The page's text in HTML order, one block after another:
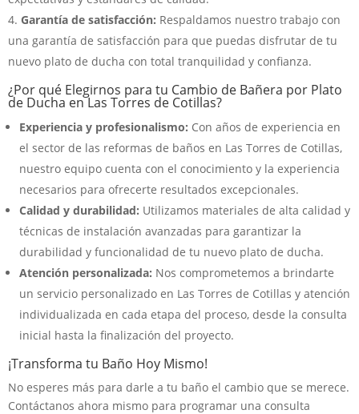
Garantía de satisfacción: Respaldamos nuestro trabajo con
una garantía de satisfacción para que puedas disfrutar de tu
nuevo plato de ducha con total tranquilidad y confianza.
¿Por qué Elegirnos para tu Cambio de Bañera por Plato
de Ducha en Las Torres de Cotillas?
Experiencia y profesionalismo: Con años de experiencia en
el sector de las reformas de baños en Las Torres de Cotillas,
nuestro equipo cuenta con el conocimiento y la experiencia
necesarios para ofrecerte resultados excepcionales.
Calidad y durabilidad: Utilizamos materiales de alta calidad y
técnicas de instalación avanzadas para garantizar la
durabilidad y funcionalidad de tu nuevo plato de ducha.
Atención personalizada: Nos comprometemos a brindarte
un servicio personalizado en Las Torres de Cotillas y atención
individualizada en cada etapa del proceso, desde la consulta
inicial hasta la finalización del proyecto.
¡Transforma tu Baño Hoy Mismo!
No esperes más para darle a tu baño el cambio que se merece.
Contáctanos ahora mismo para programar una consulta